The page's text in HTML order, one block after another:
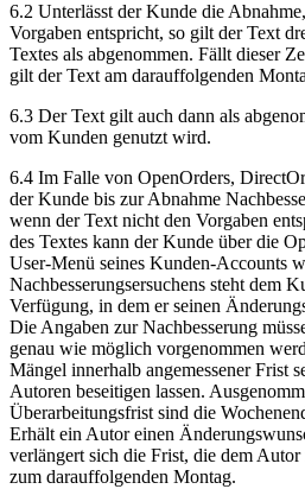
6.2 Unterlässt der Kunde die
Vorgaben entspricht, so gilt der Text
Textes als abgenommen. Fällt dieser
gilt der Text am darauffolgenden
6.3 Der Text gilt auch dann als
vom Kunden genutzt wird.
6.4 Im Falle von OpenOrders,
der Kunde bis zur Abnahme
wenn der Text nicht den Vorgaben
des Textes kann der Kunde über die
User-Menü seines Kunden-Accounts
Nachbesserungsersuchens steht dem
Verfügung, in dem er seinen
Die Angaben zur Nachbesserung
genau wie möglich vorgenommen
Mängel innerhalb angemessener Frist
Autoren beseitigen lassen.
Überarbeitungsfrist sind die
Erhält ein Autor einen
verlängert sich die Frist, die dem
zum darauffolgenden Montag.